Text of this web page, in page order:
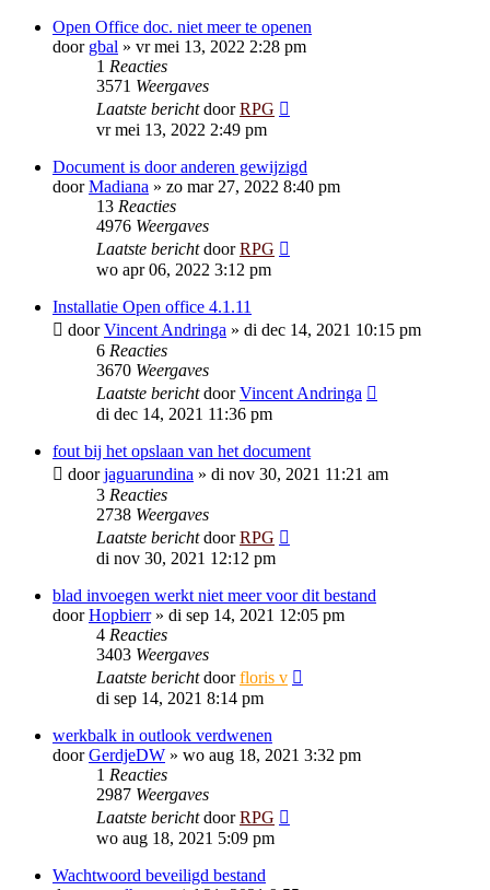
Open Office doc. niet meer te openen
door gbal » vr mei 13, 2022 2:28 pm
1 Reacties
3571 Weergaves
Laatste berichtdoorRPG
vr mei 13, 2022 2:49 pm
Document is door anderen gewijzigd
doorMadiana » zo mar 27, 2022 8:40 pm
13 Reacties
4976 Weergaves
Laatste berichtdoorRPG
wo apr 06, 2022 3:12 pm
Installatie Open office 4.1.11
doorVincent Andringa » di dec 14, 2021 10:15 pm
6 Reacties
3670 Weergaves
Laatste berichtdoorVincent Andringa
di dec 14, 2021 11:36 pm
fout bij het opslaan van het document
doorjaguarundina » di nov 30, 2021 11:21 am
3 Reacties
2738 Weergaves
Laatste berichtdoorRPG
di nov 30, 2021 12:12 pm
blad invoegen werkt niet meer voor dit bestand
doorHopbierr» di sep 14, 2021 12:05 pm
4 Reacties
3403 Weergaves
Laatste berichtdoorfloris v
di sep 14, 2021 8:14 pm
werkbalk in outlook verdwenen
doorGerdjeDW » wo aug 18, 2021 3:32 pm
1 Reacties
2987 Weergaves
Laatste berichtdoorRPG
wo aug 18, 2021 5:09 pm
Wachtwoord beveiligd bestand